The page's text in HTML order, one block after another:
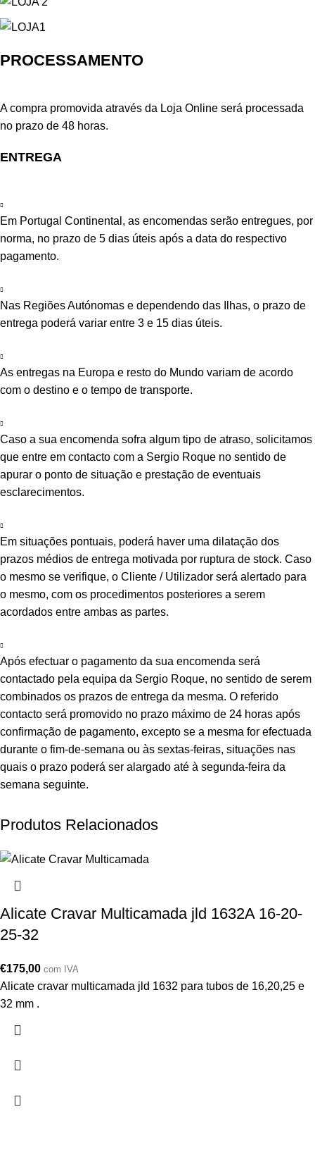
PROCESSAMENTO
A compra promovida através da Loja Online será processada
no prazo de 48 horas.
ENTREGA
Em Portugal Continental, as encomendas serão entregues, por
norma, no prazo de 5 dias úteis após a data do respectivo
pagamento.
Nas Regiões Autónomas e dependendo das Ilhas, o prazo de
entrega poderá variar entre 3 e 15 dias úteis.
As entregas na Europa e resto do Mundo variam de acordo
com o destino e o tempo de transporte.
Caso a sua encomenda sofra algum tipo de atraso, solicitamos
que entre em contacto com a Sergio Roque no sentido de
apurar o ponto de situação e prestação de eventuais
esclarecimentos.
Em situações pontuais, poderá haver uma dilatação dos
prazos médios de entrega motivada por ruptura de stock. Caso
o mesmo se verifique, o Cliente / Utilizador será alertado para
o mesmo, com os procedimentos posteriores a serem
acordados entre ambas as partes.
Após efectuar o pagamento da sua encomenda será
contactado pela equipa da Sergio Roque, no sentido de serem
combinados os prazos de entrega da mesma. O referido
contacto será promovido no prazo máximo de 24 horas após
confirmação de pagamento, excepto se a mesma for efectuada
durante o fim-de-semana ou às sextas-feiras, situações nas
quais o prazo poderá ser alargado até à segunda-feira da
semana seguinte.
Produtos Relacionados
Alicate Cravar Multicamada jld 1632A 16-20-
25-32
€175,00 com IVA
Alicate cravar multicamada jld 1632 para tubos de 16,20,25 e
32 mm .